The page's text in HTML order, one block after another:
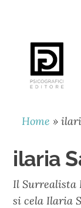
PSICOGRAFICI
EDITORE
Home »
ilaria
Il Surrealista
si cela Ilaria